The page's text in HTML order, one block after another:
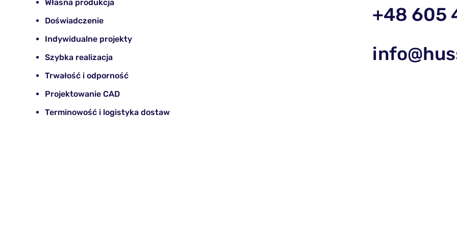
Własna produkcja
Doświadczenie
Indywidualne projekty
Szybka realizacja
Trwałość i odporność
Projektowanie CAD
Terminowość i logistyka dostaw
+48 605